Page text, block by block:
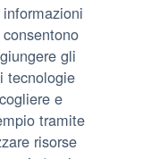
gli
tecnologie
e
tramite
risorse